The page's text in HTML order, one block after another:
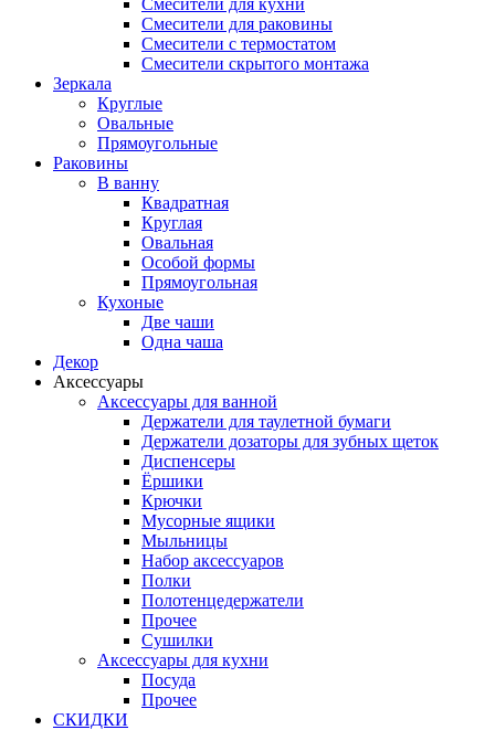
Смесители для кухни
Смесители для раковины
Смесители с термостатом
Смесители скрытого монтажа
Зеркала
Круглые
Овальные
Прямоугольные
Раковины
В ванну
Квадратная
Круглая
Овальная
Особой формы
Прямоугольная
Кухоные
Две чаши
Одна чаша
Декор
Аксессуары
Аксессуары для ванной
Держатели для таулетной бумаги
Держатели дозаторы для зубных щеток
Диспенсеры
Ёршики
Крючки
Мусорные ящики
Мыльницы
Набор аксессуаров
Полки
Полотенцедержатели
Прочее
Сушилки
Аксессуары для кухни
Посуда
Прочее
СКИДКИ